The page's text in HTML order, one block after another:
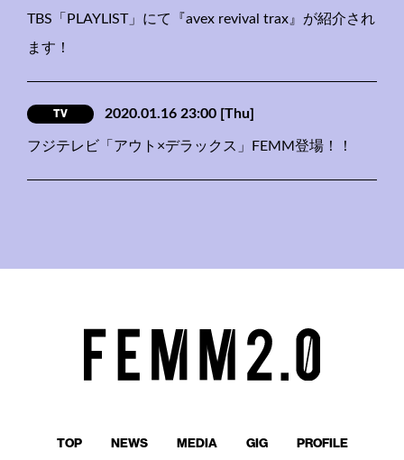
TBS「PLAYLIST」にて『avex revival trax』が紹介され
ます！
TV 2020.01.16 23:00 [Thu]
フジテレビ「アウト×デラックス」FEMM登場！！
TOP NEWS MEDIA GIG PROFILE